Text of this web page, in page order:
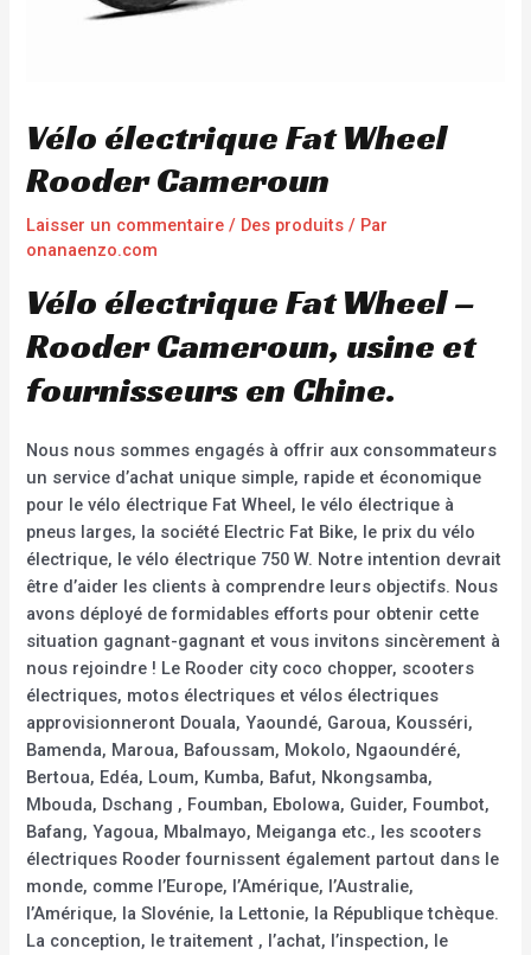
Vélo électrique Fat Wheel
Rooder Cameroun
Laisser un commentaire / Des produits / Par
onanaenzo.com
Vélo électrique Fat Wheel –
Rooder Cameroun, usine et
fournisseurs en Chine.
Nous nous sommes engagés à offrir aux consommateurs
un service d’achat unique simple, rapide et économique
pour le vélo électrique Fat Wheel, le vélo électrique à
pneus larges, la société Electric Fat Bike, le prix du vélo
électrique, le vélo électrique 750 W. Notre intention devrait
être d’aider les clients à comprendre leurs objectifs. Nous
avons déployé de formidables efforts pour obtenir cette
situation gagnant-gagnant et vous invitons sincèrement à
nous rejoindre ! Le Rooder city coco chopper, scooters
électriques, motos électriques et vélos électriques
approvisionneront Douala, Yaoundé, Garoua, Kousséri,
Bamenda, Maroua, Bafoussam, Mokolo, Ngaoundéré,
Bertoua, Edéa, Loum, Kumba, Bafut, Nkongsamba,
Mbouda, Dschang , Foumban, Ebolowa, Guider, Foumbot,
Bafang, Yagoua, Mbalmayo, Meiganga etc., les scooters
électriques Rooder fournissent également partout dans le
monde, comme l’Europe, l’Amérique, l’Australie,
l’Amérique, la Slovénie, la Lettonie, la République tchèque.
La conception, le traitement , l’achat, l’inspection, le